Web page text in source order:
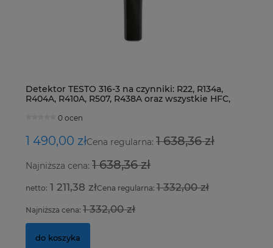
Detektor TESTO 316-3 na czynniki: R22, R134a,
R404A, R410A, R507, R438A oraz wszystkie HFC,
0 ocen
1 490,00 złCena regularna: 1 638,36 zł
Najniższa cena: 1 638,36 zł
1 211,38 złCena regularna: 1 332,00 zł
Najniższa cena: 1 332,00 zł
do koszyka
Zaworek klimatyzacji VW, Skoda o wymiarach
27,155 x 7,8 mm z fioletowym oringiem
0 ocen
7,00 zł
5,69 zł
do koszyka